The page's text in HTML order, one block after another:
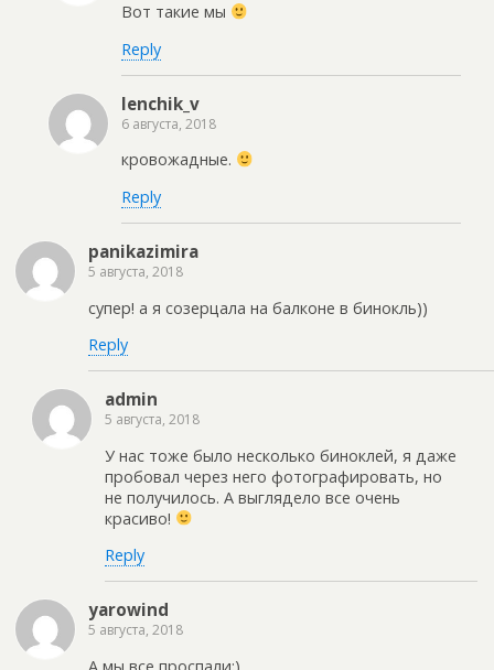
Вот такие мы
Reply
lenchik_v
6 августа, 2018
кровожадные.
Reply
panikazimira
5 августа, 2018
супер! а я созерцала на балконе в бинокль))
Reply
admin
5 августа, 2018
У нас тоже было несколько биноклей, я даже
пробовал через него фотографировать, но
не получилось. А выглядело все очень
красиво!
Reply
yarowind
5 августа, 2018